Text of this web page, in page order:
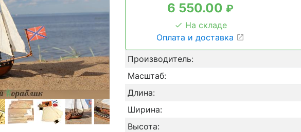
6 550.00 ₽
На складе
Оплата и доставка
Производитель:
Масштаб:
Длина:
Ширина:
Высота: